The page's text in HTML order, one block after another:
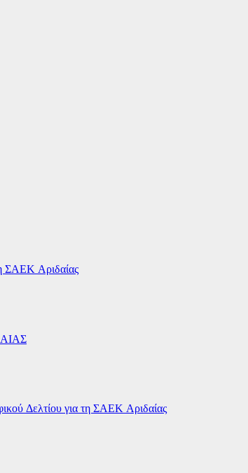
ΣΑΕΚ Αριδαίας
Δελτίου για τη ΣΑΕΚ Αριδαίας